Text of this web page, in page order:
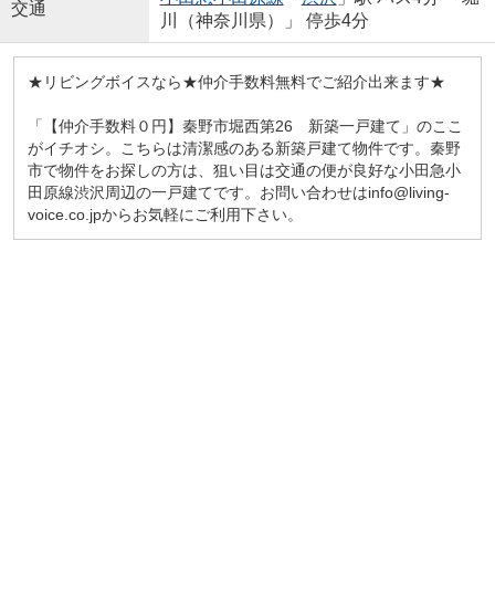
交通
川（神奈川県）」 停歩4分
★リビングボイスなら★仲介手数料無料でご紹介出来ます★
「【仲介手数料０円】秦野市堀西第26 新築一戸建て」のここ
がイチオシ。こちらは清潔感のある新築戸建て物件です。秦野
市で物件をお探しの方は、狙い目は交通の便が良好な小田急小
田原線渋沢周辺の一戸建てです。お問い合わせはinfo@living-
voice.co.jpからお気軽にご利用下さい。